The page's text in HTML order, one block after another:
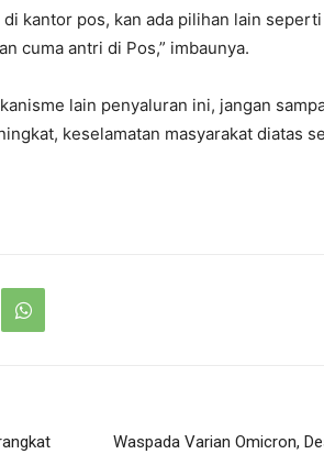
kantor pos, kan ada pilihan lain
cuma antri di Pos,” imbaunya.
lain penyaluran ini, jangan
keselamatan masyarakat diatas
Waspada Varian Omicron,